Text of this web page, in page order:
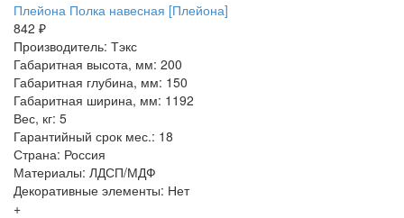
Плейона Полка навесная [Плейона]
842 ₽
Производитель: Тэкс
Габаритная высота, мм: 200
Габаритная глубина, мм: 150
Габаритная ширина, мм: 1192
Вес, кг: 5
Гарантийный срок мес.: 18
Страна: Россия
Материалы: ЛДСП/МДФ
Декоративные элементы: Нет
+